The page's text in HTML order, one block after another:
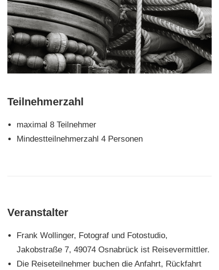
Teilnehmerzahl
maximal 8 Teilnehmer
Mindestteilnehmerzahl 4 Personen
Veranstalter
Frank Wollinger, Fotograf und Fotostudio,
Jakobstraße 7, 49074 Osnabrück ist Reisevermittler.
Die Reiseteilnehmer buchen die Anfahrt, Rückfahrt